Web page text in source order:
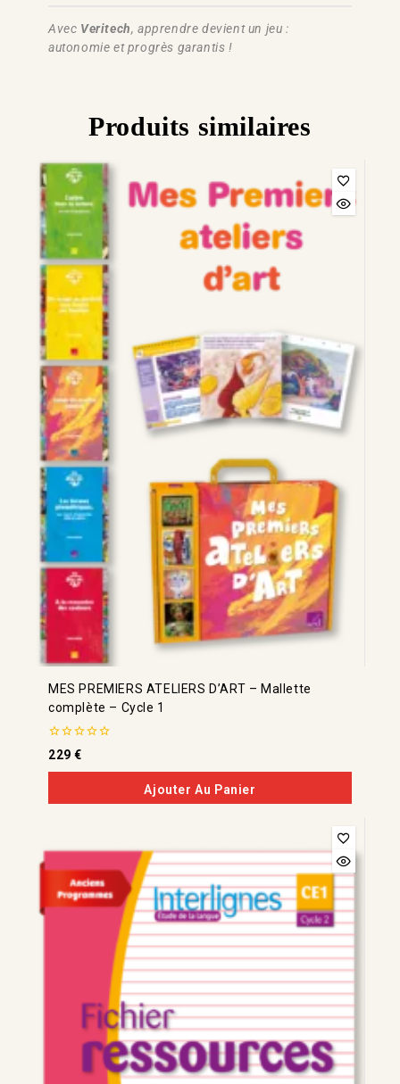
Avec Veritech, apprendre devient un jeu :
autonomie et progrès garantis !
Produits similaires
MES PREMIERS ATELIERS D’ART – Mallette
complète – Cycle 1
0
de
5
229€
Ajouter Au Panier